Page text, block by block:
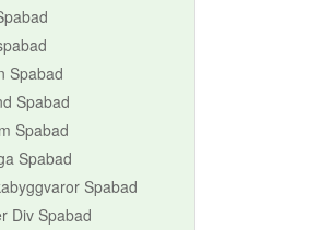
Spabad
Spabad
Spabad
Spabad
Spabad
Div Spabad